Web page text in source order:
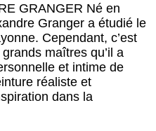
GRANGER Né en
Granger a étudié le
Cependant, c’est
maîtres qu’il a
et intime de
réaliste et
dans la